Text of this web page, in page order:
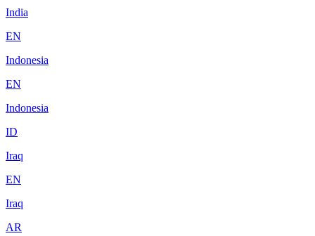
India
EN
Indonesia
EN
Indonesia
ID
Iraq
EN
Iraq
AR